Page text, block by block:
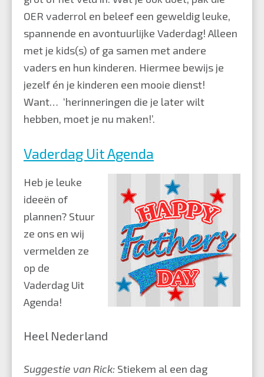
OER vaderrol en beleef een geweldig leuke,
spannende en avontuurlijke Vaderdag! Alleen
met je kids(s) of ga samen met andere
vaders en hun kinderen. Hiermee bewijs je
jezelf én je kinderen een mooie dienst!
Want… ‘herinneringen die je later wilt
hebben, moet je nu maken!’.
Vaderdag Uit Agenda
Heb je leuke
ideeën of
plannen? Stuur
ze ons en wij
vermelden ze
op de
Vaderdag Uit
Agenda!
Heel Nederland
Suggestie van Rick: Stiekem al een dag